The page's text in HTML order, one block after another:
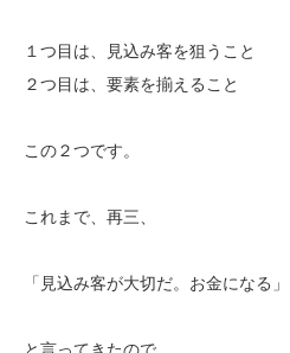
１つ目は、見込み客を狙うこと
２つ目は、要素を揃えること
この２つです。
これまで、再三、
「見込み客が大切だ。お金になる」